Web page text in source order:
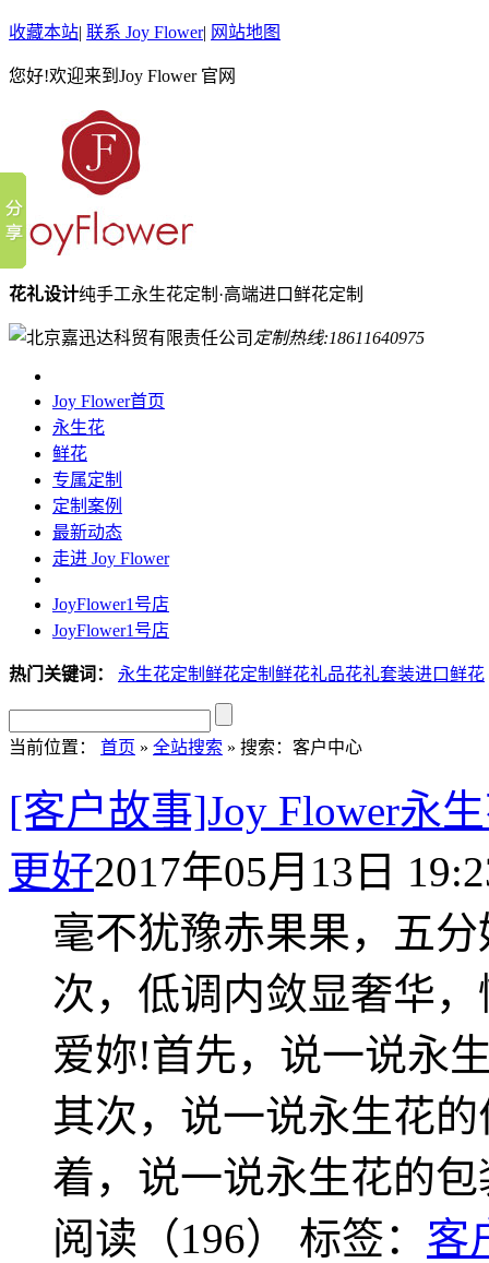
收藏本站| 联系 Joy Flower| 网站地图
您好!欢迎来到Joy Flower 官网
花礼设计纯手工永生花定制·高端进口鲜花定制
定制热线:18611640975
Joy Flower首页
永生花
鲜花
专属定制
定制案例
最新动态
走进 Joy Flower
JoyFlower1号店
JoyFlower1号店
热门关键词： 永生花定制 鲜花定制 鲜花礼品花礼套装进口鲜花
当前位置： 首页 » 全站搜索 » 搜索：客户中心
[客户故事]Joy Flower永
更好2017年05月13日
毫不犹豫赤果果，五
次，低调内敛显奢华
爱妳!首先，说一说永
其次，说一说永生花
着，说一说永生花的
阅读（196） 标签： 客